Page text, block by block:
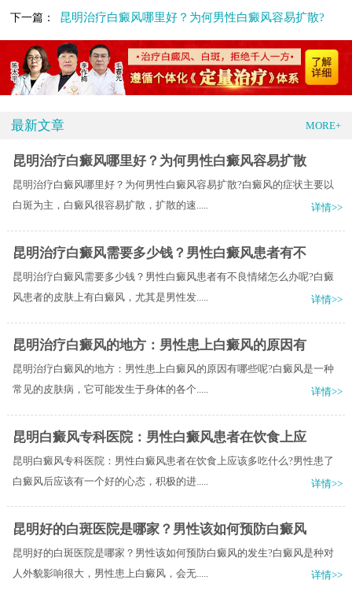
下一篇： 昆明治疗白癜风哪里好？为何男性白癜风容易扩散?
最新文章 MORE+
昆明治疗白癜风哪里好？为何男性白癜风容易扩散
昆明治疗白癜风哪里好？为何男性白癜风容易扩散?白癜风的症状主要以
白斑为主，白癜风很容易扩散，扩散的速.....
详情>>
昆明治疗白癜风需要多少钱？男性白癜风患者有不
昆明治疗白癜风需要多少钱？男性白癜风患者有不良情绪怎么办呢?白癜
风患者的皮肤上有白癜风，尤其是男性发.....
详情>>
昆明治疗白癜风的地方：男性患上白癜风的原因有
昆明治疗白癜风的地方：男性患上白癜风的原因有哪些呢?白癜风是一种
常见的皮肤病，它可能发生于身体的各个.....
详情>>
昆明白癜风专科医院：男性白癜风患者在饮食上应
昆明白癜风专科医院：男性白癜风患者在饮食上应该多吃什么?男性患了
白癜风后应该有一个好的心态，积极的进.....
详情>>
昆明好的白斑医院是哪家？男性该如何预防白癜风
昆明好的白斑医院是哪家？男性该如何预防白癜风的发生?白癜风是种对
人外貌影响很大，男性患上白癜风，会无.....
详情>>